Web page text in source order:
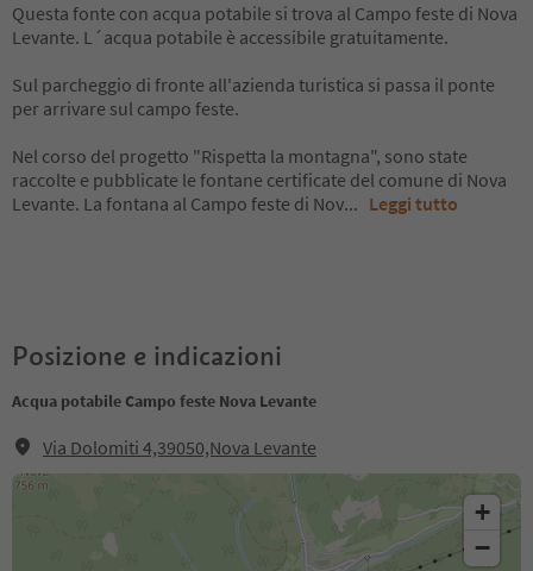
Questa fonte con acqua potabile si trova al Campo feste di Nova
Levante. L´acqua potabile è accessibile gratuitamente.
Sul parcheggio di fronte all'azienda turistica si passa il ponte
per arrivare sul campo feste.
Nel corso del progetto "Rispetta la montagna", sono state
raccolte e pubblicate le fontane certificate del comune di Nova
Levante. La fontana al Campo feste di Nov... Leggi tutto
Posizione e indicazioni
Acqua potabile Campo feste Nova Levante
Via Dolomiti 4,39050,Nova Levante
+
−